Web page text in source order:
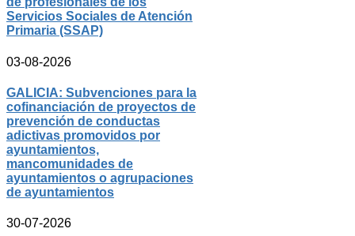
Servicios Sociales de Atención
Primaria (SSAP)
03-08-2026
GALICIA: Subvenciones para la
cofinanciación de proyectos de
prevención de conductas
adictivas promovidos por
ayuntamientos,
mancomunidades de
ayuntamientos o agrupaciones
de ayuntamientos
30-07-2026